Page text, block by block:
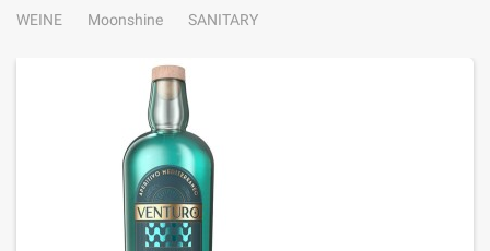
WEINE
Moonshine SANITARY